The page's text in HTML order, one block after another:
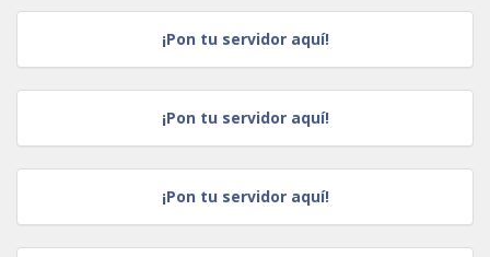
¡Pon tu servidor aquí!
¡Pon tu servidor aquí!
¡Pon tu servidor aquí!